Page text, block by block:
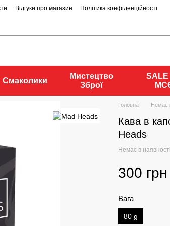
Відгуки про магазин Політика конфіденційності
Смаколики
Мистецтво
Зброї
SALE
Головна Немає
Кава в
Heads
Немає в наявності
300 грн
Вага
80 g